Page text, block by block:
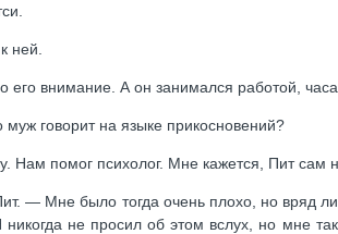
ней.
внимание. А он занимался работой,
говорит на языке прикосновений?
Нам помог психолог. Мне кажется, Пит сам
— Мне было тогда очень плохо, но вряд
не просил об этом вслух, но мне